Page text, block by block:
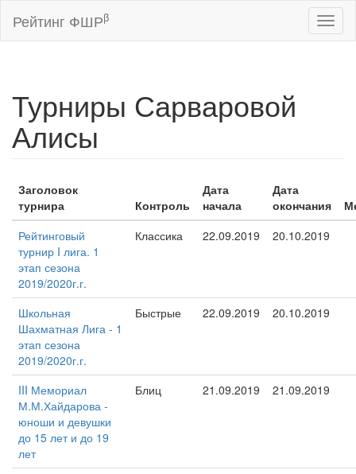
Рейтинг ФШРβ
Турниры Сарваровой
Алисы
Заголовок
турнира
Контроль
Дата
начала
Дата
окончания
Рейтинговый
турнир I лига. 1
этап сезона
2019/2020г.г.
Классика 22.09.2019 20.10.2019
Школьная
Шахматная Лига - 1
этап сезона
2019/2020г.г.
Быстрые 22.09.2019 20.10.2019
III Мемориал
М.М.Хайдарова -
юноши и девушки
до 15 лет и до 19
лет
Блиц 21.09.2019 21.09.2019